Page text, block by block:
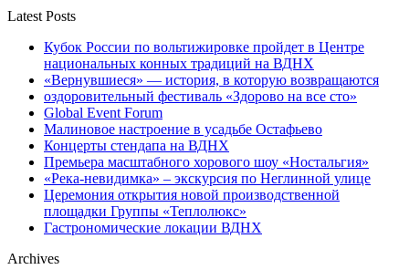
Latest Posts
Кубок России по вольтижировке пройдет в Центре
национальных конных традиций на ВДНХ
«Вернувшиеся» — история, в которую возвращаются
оздоровительный фестиваль «Здорово на все сто»
Global Event Forum
Малиновое настроение в усадьбе Остафьево
Концерты стендапа на ВДНХ
Премьера масштабного хорового шоу «Ностальгия»
«Река-невидимка» – экскурсия по Неглинной улице
Церемония открытия новой производственной
площадки Группы «Теплолюкс»
Гастрономические локации ВДНХ
Archives